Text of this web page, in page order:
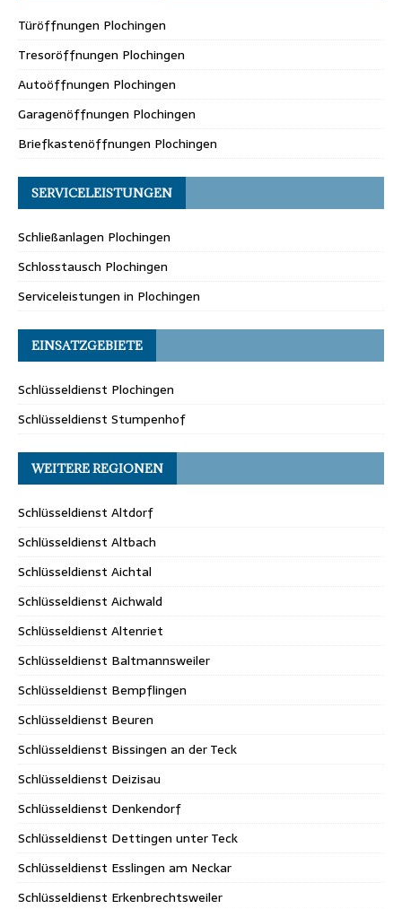
Türöffnungen Plochingen
Tresoröffnungen Plochingen
Autoöffnungen Plochingen
Garagenöffnungen Plochingen
Briefkastenöffnungen Plochingen
SERVICELEISTUNGEN
Schließanlagen Plochingen
Schlosstausch Plochingen
Serviceleistungen in Plochingen
EINSATZGEBIETE
Schlüsseldienst Plochingen
Schlüsseldienst Stumpenhof
WEITERE REGIONEN
Schlüsseldienst Altdorf
Schlüsseldienst Altbach
Schlüsseldienst Aichtal
Schlüsseldienst Aichwald
Schlüsseldienst Altenriet
Schlüsseldienst Baltmannsweiler
Schlüsseldienst Bempflingen
Schlüsseldienst Beuren
Schlüsseldienst Bissingen an der Teck
Schlüsseldienst Deizisau
Schlüsseldienst Denkendorf
Schlüsseldienst Dettingen unter Teck
Schlüsseldienst Esslingen am Neckar
Schlüsseldienst Erkenbrechtsweiler